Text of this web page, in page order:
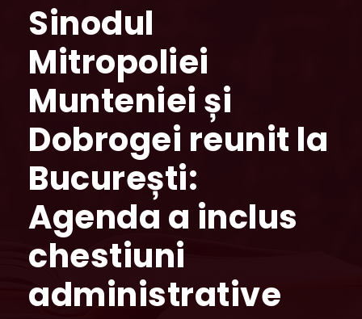
Sinodul
Mitropoliei
Munteniei și
Dobrogei reunit la
București:
Agenda a inclus
chestiuni
administrative